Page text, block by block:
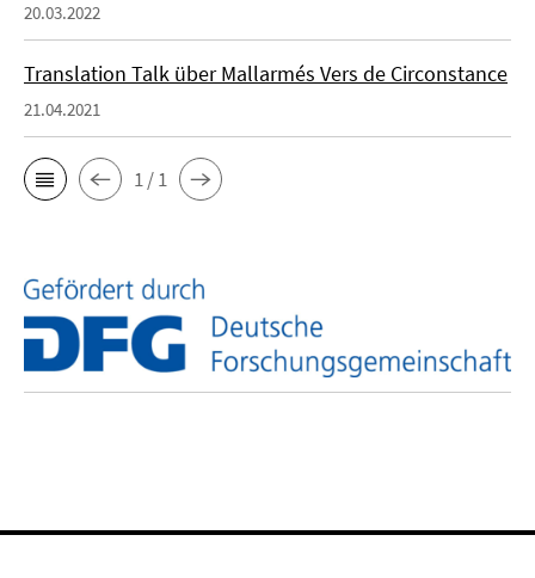
20.03.2022
Translation Talk über Mallarmés Vers de Circonstance
21.04.2021
1 / 1